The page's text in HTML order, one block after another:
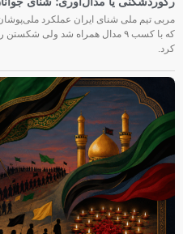
رکوردشکنی یا مدال‌آوری؛ شنای
مربی تیم ملی شنای ایران عملکرد
که با کسب ۹ مدال همراه شد ولی
کرد.